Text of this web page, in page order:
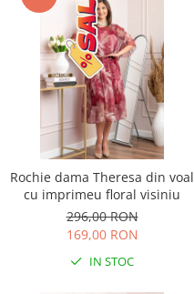
Rochie dama Theresa din voal
cu imprimeu floral visiniu
296,00 RON
169,00 RON
IN STOC